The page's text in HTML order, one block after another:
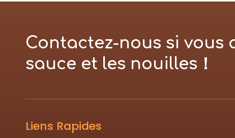
Contactez-nous si vous
sauce et les nouilles！
Liens Rapides